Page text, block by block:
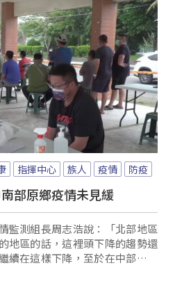
指揮中心 族人 疫情 防疫
部原鄉疫情未見緩
監測組長周志浩說：「北部地區
地區的話，這裡頭下降的趨勢還
續在這樣下降，至於在中部南部
原期。